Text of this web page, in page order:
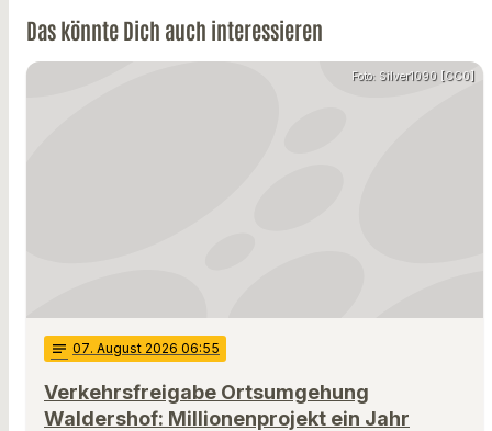
Das könnte Dich auch interessieren
Foto: Silver1090 [CC0]
notes 07. August 2026 06:55
Verkehrsfreigabe Ortsumgehung
Waldershof: Millionenprojekt ein Jahr